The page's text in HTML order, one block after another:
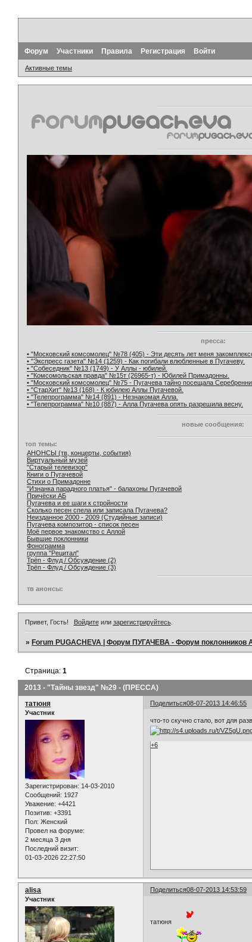
Форум Участники Правила Регистрация Войти
Активные темы
пресса:
• "Московский комсомолец" №78 (405) - Эти десять лет меня
• "Экспресс газета" №14 (1259) - Как погибали влюбленные в Пугачеву.
• "Собеседник" №13 (1749) - У Аллы - юбилей.
• "Комсомольская правда" №15т (26965-т) - Юбилей Примадонны.
• "Московский комсомолец" №75 - Пугачева тайно посещала
• "СтарХит" №13 (168) - К юбилею Аллы Пугачевой.
• "Телепрограмма" №14 (891) - Незнакомая Алла.
• "Телепрограмма" №10 (887) - Алла Пугачева опять разрешила весну.
новые сообщения:
топ темы:
АНОНСЫ (тв, концерты, события)
Виртуальный музей
"Старый телевизор"
Книги о Пугачевой
Стихи о Примадонне
"Изнанка парадного платья" - балахоны Пугачевой
Причёски АБ
Пугачева и ее шаги к стройности
Сколько песен спела или записала Пугачева?
Неизданное 2000 - 2009 (Студийные записи)
Пугачева композитор - список песен
Моё первое знакомство с Аллой
Бывшие поклонники
Фонограмма
группа "Рецитал"
Трёп - Флуд / Обсуждение (2)
Трёп - Флуд / Обсуждение (3)
тв анонсы:
Привет, Гость! Войдитеили зарегистрируйтесь.
»Forum PUGACHEVA | Форум ПУГАЧЕВА - Форум поклонников
2013 - "Тайны звезд" №29 - (ПРЕССА)
Страница:1
Поделиться08-07-2013 14:46:55
татюня
Участник
Зарегистрирован: 14-03-2010
Сообщений: 1927
Уважение: +4421
Позитив: +3391
Пол: Женский
Провел на форуме:
2 месяца 3 дня
Последний визит:
01-03-2026 22:27:50
что-то скучно стало, вот для
+6
Поделиться08-07-2013 14:53:59
alisa
Участник
татюня